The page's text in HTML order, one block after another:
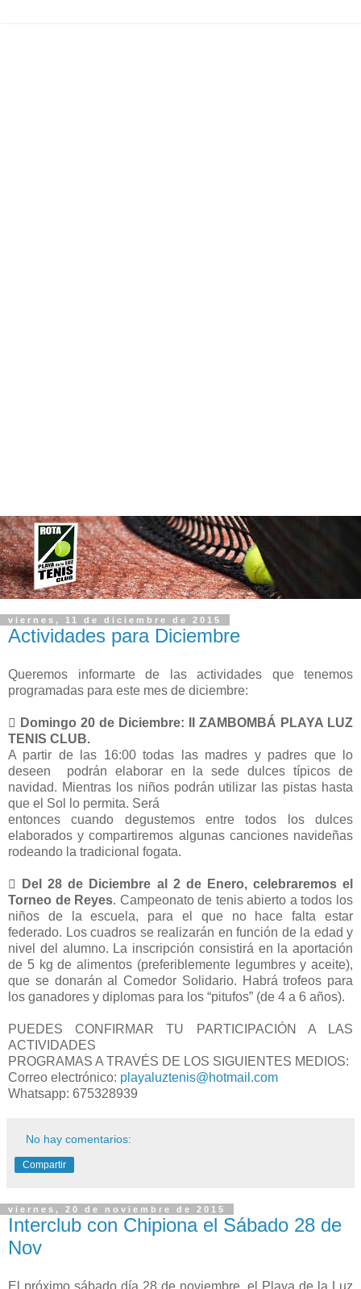
viernes, 11 de diciembre de 2015
Actividades para Diciembre
Queremos informarte de las actividades que tenemos
programadas para este mes de diciembre:
 Domingo 20 de Diciembre:
II ZAMBOMBÁ PLAYA LUZ
TENIS CLUB.
A partir de las 16:00 todas las madres y padres que lo
deseen podrán elaborar en la sede dulces típicos de
navidad. Mientras los niños podrán utilizar las pistas hasta
que el Sol lo permita. Será
entonces cuando degustemos entre todos los dulces
elaborados y compartiremos algunas canciones navideñas
rodeando la tradicional fogata.

Del 28 de Diciembre al 2 de Enero, celebraremos el
Torneo de Reyes. Campeonato de tenis abierto a todos los
niños de la escuela, para el que no hace falta estar
federado. Los cuadros se realizarán en función de la edad y
nivel del alumno. La inscripción consistirá en la aportación
de 5 kg de alimentos (preferiblemente legumbres y aceite),
que se donarán al Comedor Solidario. Habrá trofeos para
los ganadores y diplomas para los “pitufos” (de 4 a 6 años).
PUEDES CONFIRMAR TU PARTICIPACIÓN A LAS
ACTIVIDADES
PROGRAMAS A TRAVÉS DE LOS SIGUIENTES MEDIOS:
Correo electrónico: playaluztenis@hotmail.com
Whatsapp: 675328939
No hay comentarios:
Compartir
viernes, 20 de noviembre de 2015
Interclub con Chipiona el Sábado 28 de
Nov
El próximo sábado día 28 de noviembre, el Playa de la Luz